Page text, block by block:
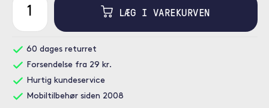
LÆG I VAREKURVEN
60 dages returret
Forsendelse fra 29 kr.
Hurtig kundeservice
Mobiltilbehør siden 2008